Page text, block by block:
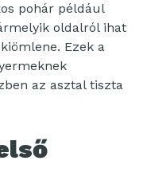
pohár például
oldalról ihat
Ezek a
az asztal tiszta